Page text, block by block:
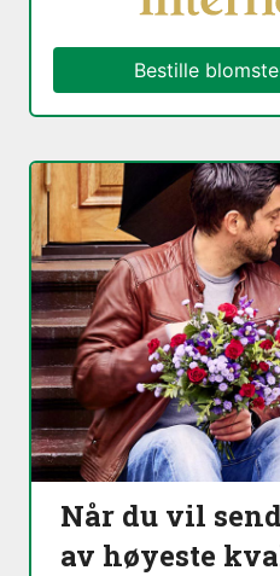
Bestille
Når du vil
av høyeste